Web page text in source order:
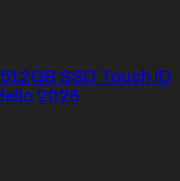
SSD Touch ID
2026